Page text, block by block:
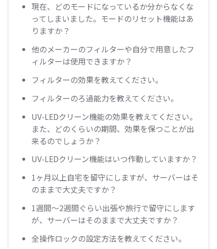
現在、どのモードになっているか分からなくな
ってしまいました。モードのリセット機能はあ
りますか？
他のメーカーのフィルターや自分で用意したフ
ィルターは使用できますか？
フィルターの効果を教えてください。
フィルターのろ過能力を教えてください。
UV-LEDクリーン機能の効果を教えてください。
また、どのくらいの期間、効果を保つことが出
来るのでしょうか？
UV-LEDクリーン機能はいつ作動していますか？
1ヶ月以上自宅を留守にしますが、サーバーはそ
のままで大丈夫ですか？
1週間～2週間ぐらい出張や旅行で留守にします
が、サーバーはそのままで大丈夫ですか？
全操作ロックの設定方法を教えてください。